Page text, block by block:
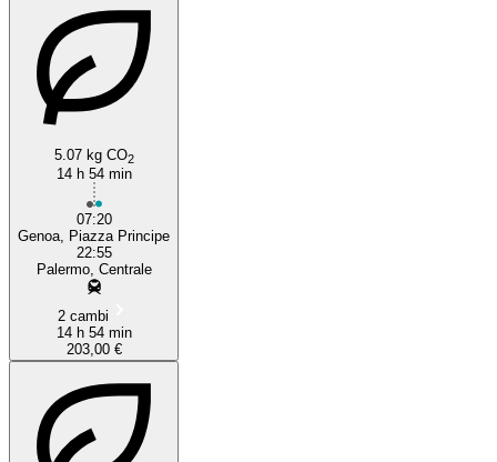
5.07 kg CO2
14 h 54 min
07:20
Genoa, Piazza Principe
22:55
Palermo, Centrale
2 cambi
14 h 54 min
203,00 €